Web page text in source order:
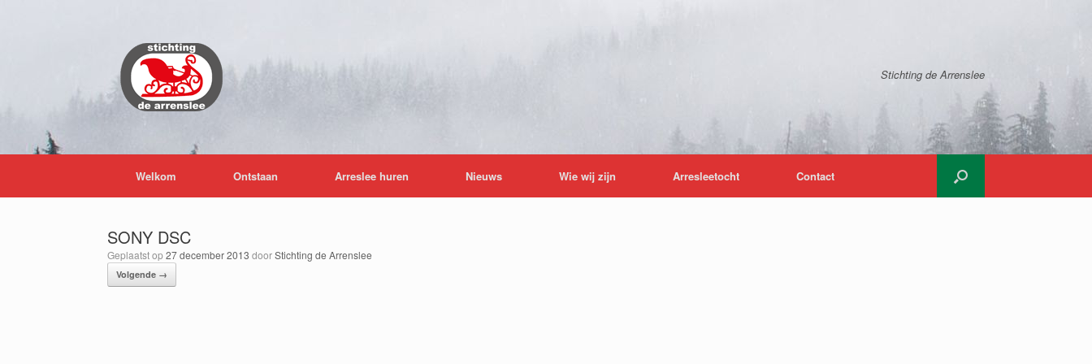
Stichting de Arrenslee
Welkom Ontstaan Arreslee huren Nieuws Wie wij zijn Arresleetocht Contact
SONY DSC
Geplaatst op27 december 2013 doorStichting de Arrenslee
Volgende →